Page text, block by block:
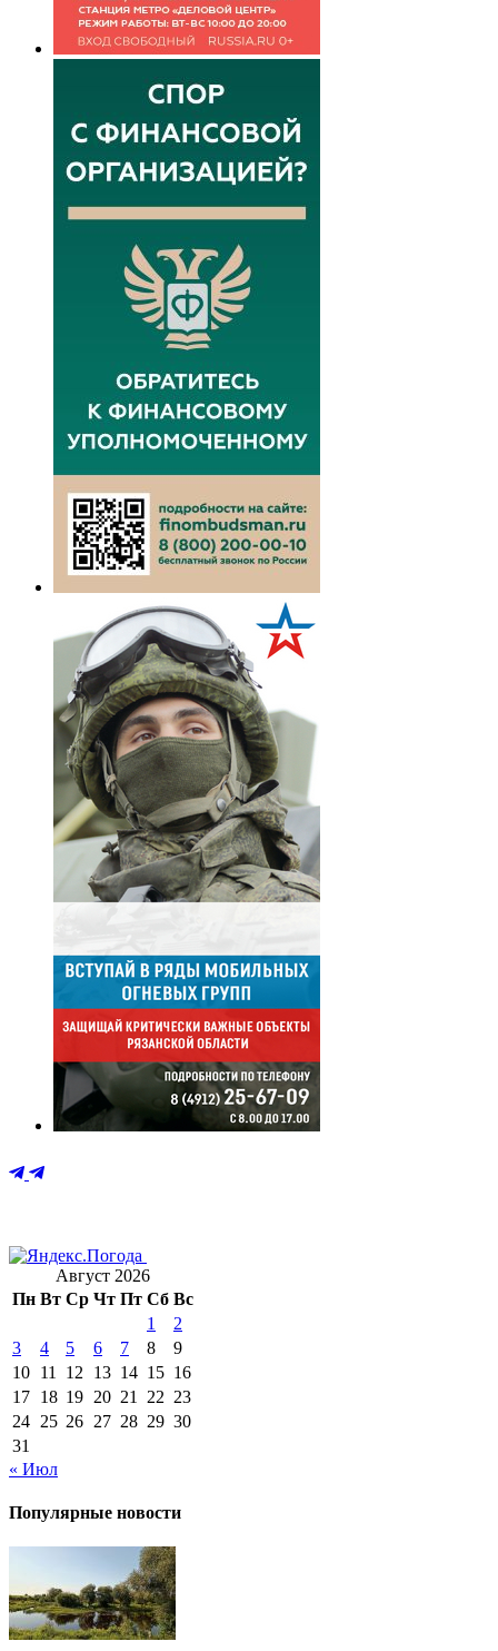
Август 2026
Пн Вт Ср Чт Пт Сб Вс
1
2
3
4 5 6 7 8
9
10 11 12 13 14 15 16
17 18 19 20 21 22 23
24 25 26 27 28 29 30
31
« Июл
Популярные новости